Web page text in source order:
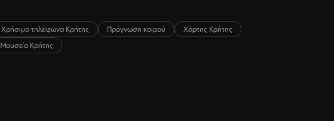
Χρήσιμα τηλέφωνα Κρήτης Πρόγνωση καιρού
Χάρτης Κρήτης
Μουσεία Κρήτης